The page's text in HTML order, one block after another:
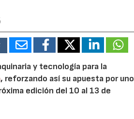
y tecnología para la
, reforzando así su apuesta por uno
edición del 10 al 13 de